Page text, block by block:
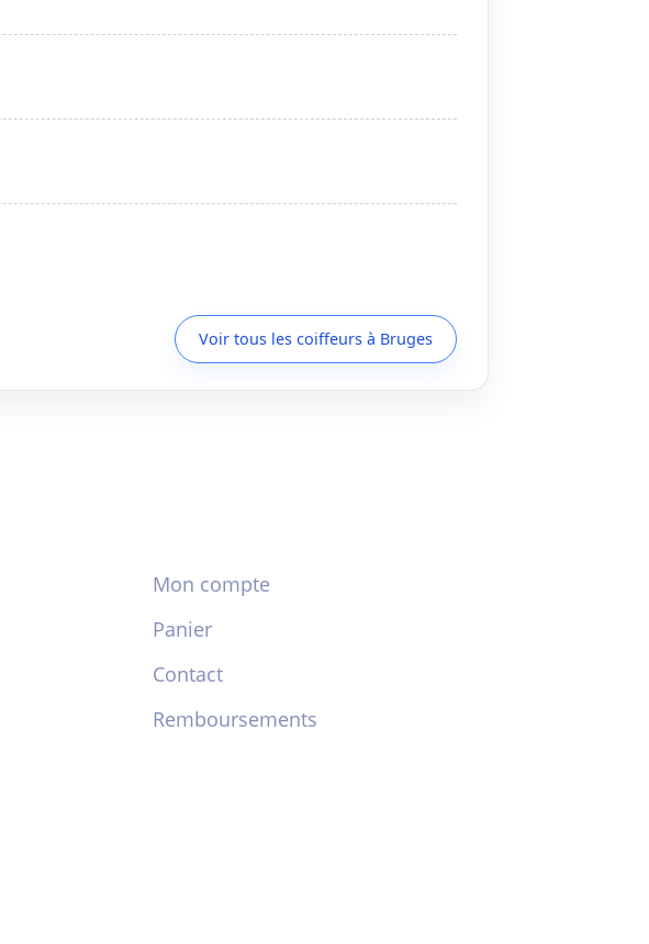
Voir tous les coiffeurs à Bruges
Mon compte
Panier
Contact
Remboursements